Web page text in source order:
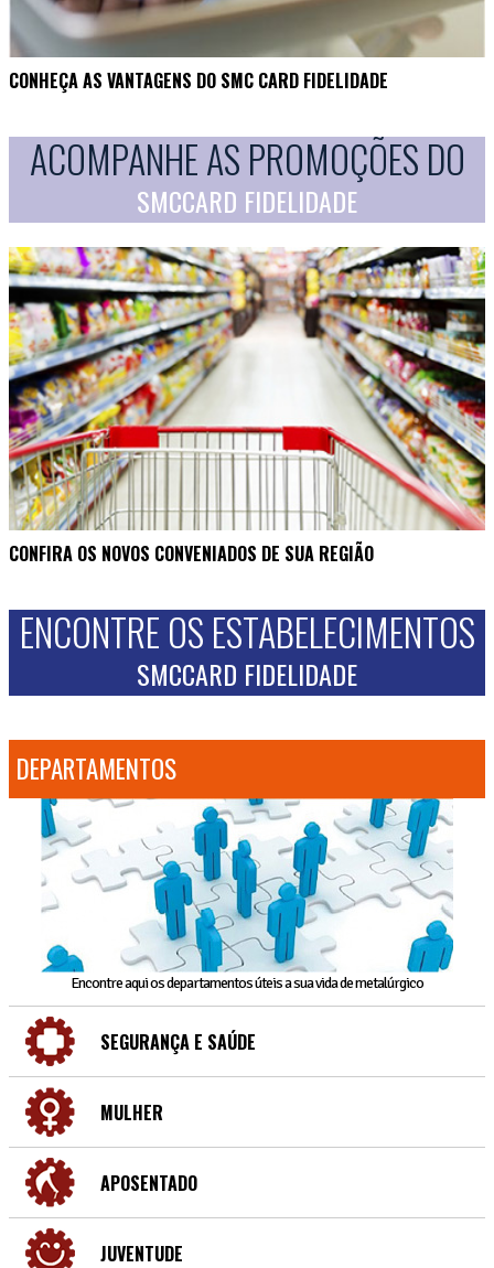
CONHEÇA AS VANTAGENS DO SMC CARD FIDELIDADE
ACOMPANHE AS PROMOÇÕES DO
SMCCARD FIDELIDADE
CONFIRA OS NOVOS CONVENIADOS DE SUA REGIÃO
ENCONTRE OS ESTABELECIMENTOS
SMCCARD FIDELIDADE
DEPARTAMENTOS
Encontre aqui os departamentos úteis a sua vida de metalúrgico
SEGURANÇA E SAÚDE
MULHER
APOSENTADO
JUVENTUDE